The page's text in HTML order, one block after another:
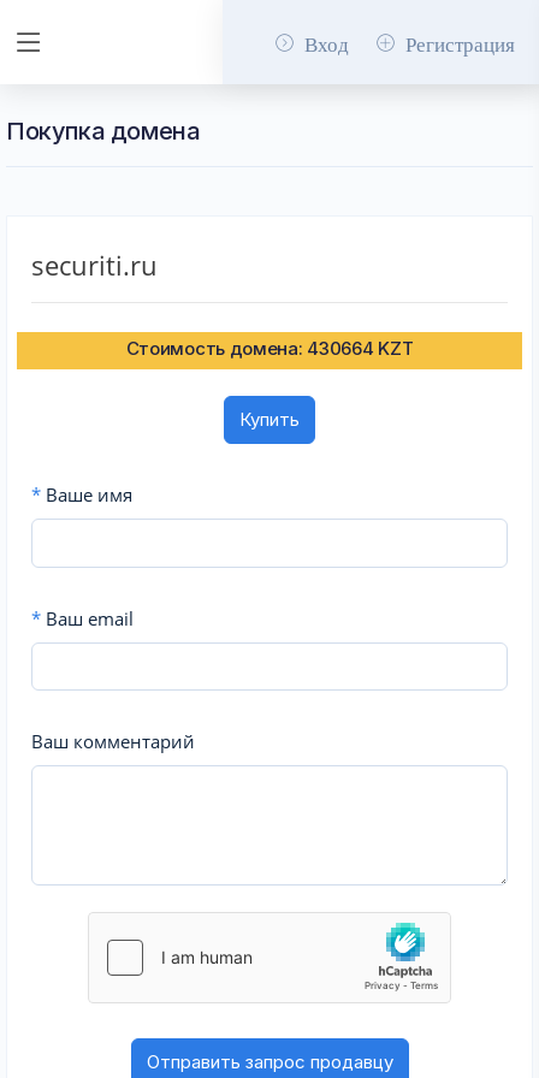
Вход Регистрация
Покупка домена
securiti.ru
Стоимость домена: 430664 KZT
Купить
* Ваше имя
* Ваш email
Ваш комментарий